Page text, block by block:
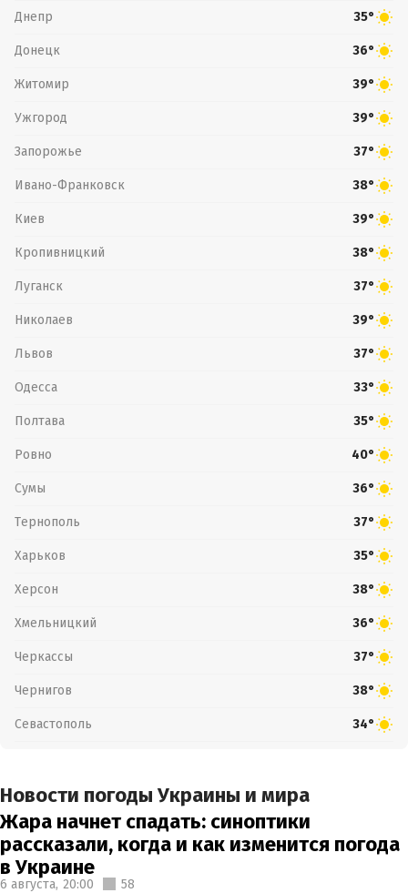
Днепр 35°
Донецк 36°
Житомир 39°
Ужгород 39°
Запорожье 37°
Ивано-Франковск 38°
Киев 39°
Кропивницкий 38°
Луганск 37°
Николаев 39°
Львов 37°
Одесса 33°
Полтава 35°
Ровно 40°
Сумы 36°
Тернополь 37°
Харьков 35°
Херсон 38°
Хмельницкий 36°
Черкассы 37°
Чернигов 38°
Севастополь 34°
Новости погоды Украины и мира
Жара начнет спадать: синоптики
рассказали, когда и как изменится погода
в Украине
6 августа, 20:00 58